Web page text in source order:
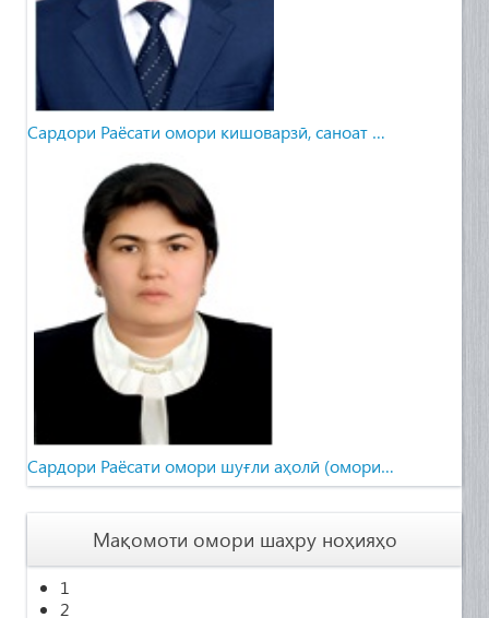
Сардори Раёсати омори кишоварзӣ, саноат …
Cардори Раёсати омори шуғли аҳолӣ (омори…
Мақомоти омори шаҳру ноҳияҳо
1
2